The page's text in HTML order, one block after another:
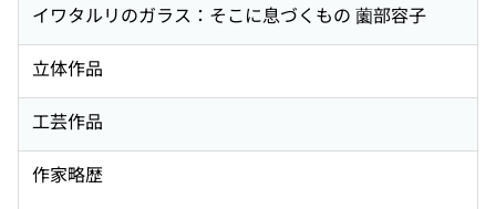
イワタルリのガラス：そこに息づくもの 薗部容子
立体作品
工芸作品
作家略歴